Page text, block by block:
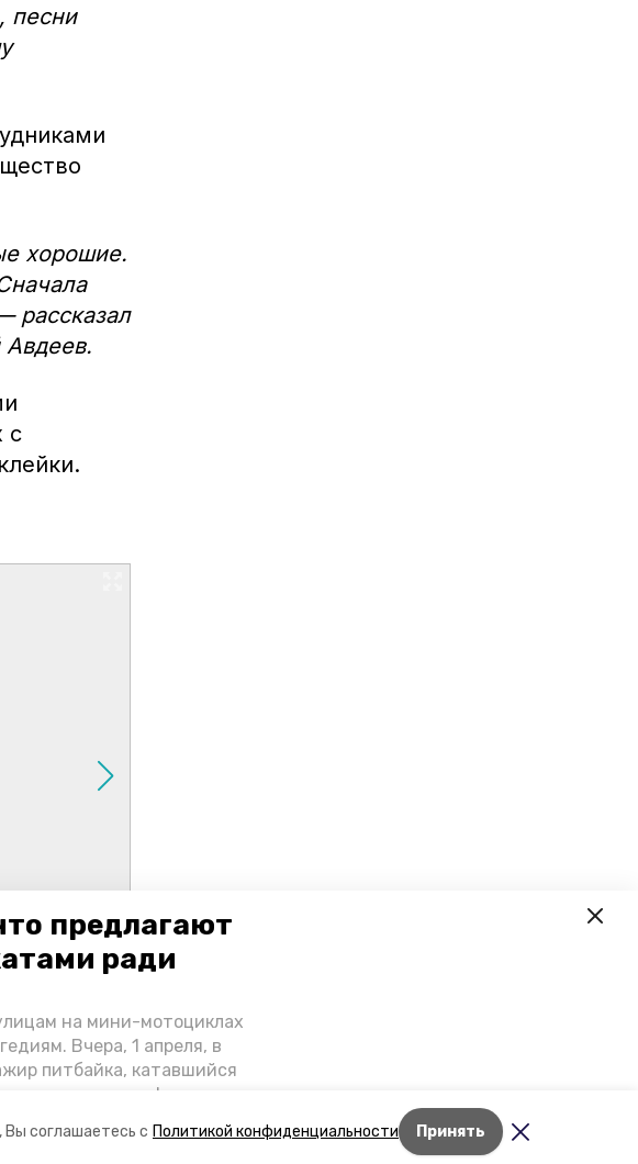
Вы соглашаетесь с Политикой конфиденциальности Принять
предлагают
ради
на мини-мотоциклах
Вчера, 1 апреля, в
питбайка, катавшийся
на пресс-конференции
Лента новостей
песни
хорошие.
рассказал
Авдеев.
с